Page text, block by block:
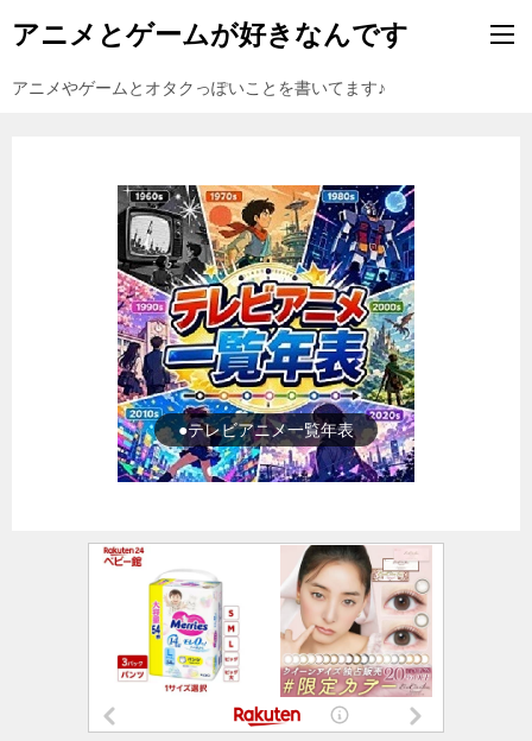
アニメとゲームが好きなんです
アニメやゲームとオタクっぽいことを書いてます♪
●ゲーム一覧年表